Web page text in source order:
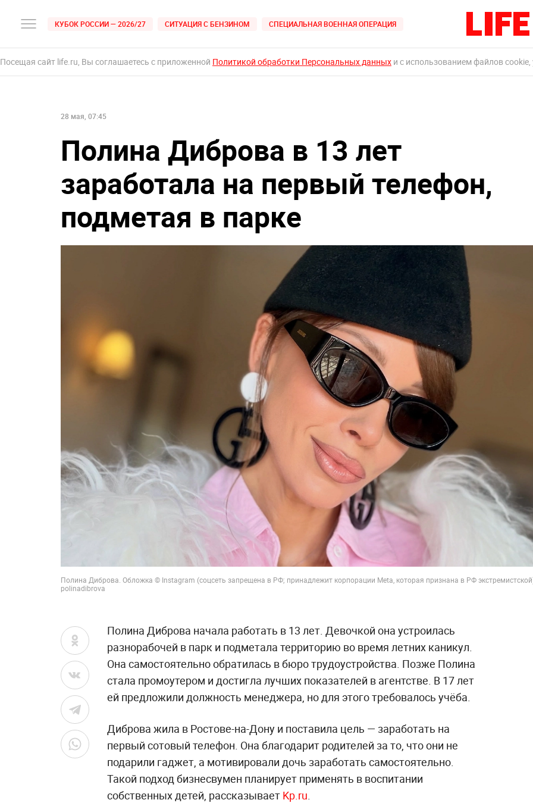
КУБОК РОССИИ — 2026/27 СИТУАЦИЯ С БЕНЗИНОМ СПЕЦИАЛЬНАЯ ВОЕННАЯ ОПЕРАЦИЯ
Посещая сайт life.ru, Вы соглашаетесь с приложенной Политикой обработки Персональных данных и с использованием файлов
28 мая, 07:45
Полина Диброва в 13 лет
заработала на первый телефон,
подметая в парке
Полина Диброва. Обложка © Instagram (соцсеть запрещена в РФ; принадлежит корпорации Meta, которая признана в РФ
polinadibrova
Полина Диброва начала работать в 13 лет. Девочкой она устроилась
разнорабочей в парк и подметала территорию во время летних каникул.
Она самостоятельно обратилась в бюро трудоустройства. Позже Полина
стала промоутером и достигла лучших показателей в агентстве. В 17 лет
ей предложили должность менеджера, но для этого требовалось учёба.
Диброва жила в Ростове-на-Дону и поставила цель — заработать на
первый сотовый телефон. Она благодарит родителей за то, что они не
подарили гаджет, а мотивировали дочь заработать самостоятельно.
Такой подход бизнесвумен планирует применять в воспитании
собственных детей, рассказывает Kp.ru.